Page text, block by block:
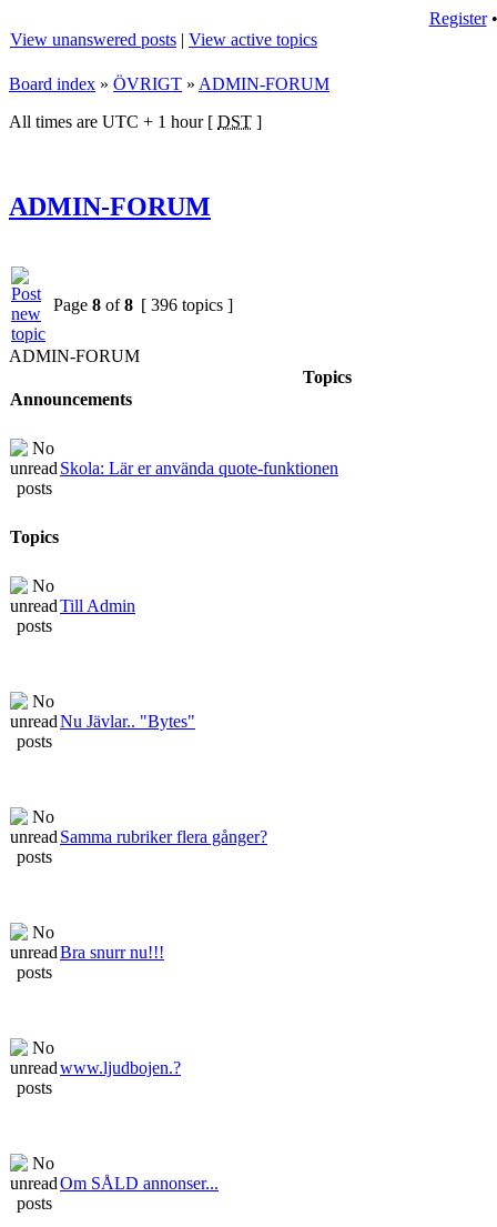
Register
View unanswered posts | View active topics
Board index » ÖVRIGT » ADMIN-FORUM
All times are UTC + 1 hour [ DST ]
ADMIN-FORUM
Page 8 of8 [ 396 topics ]
ADMIN-FORUM
Topics
Announcements
Skola: Lär er använda quote-funktionen
Topics
Till Admin
Nu Jävlar.. "Bytes"
Samma rubriker flera gånger?
Bra snurr nu!!!
www.ljudbojen.?
Om SÅLD annonser...